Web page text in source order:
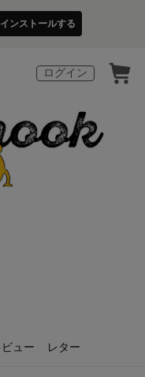
インストールする
ログイン
ビュー レター